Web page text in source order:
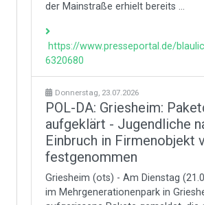
der Mainstraße erhielt bereits ...
https://www.presseportal.de/
6320680
Donnerstag, 23.07.2026
POL-DA: Griesheim:
aufgeklärt - Jugendliche
Einbruch in Firmenobjekt
festgenommen
Griesheim (ots) - Am Dienstag
im Mehrgenerationenpark in